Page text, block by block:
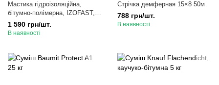
Мастика гідроізоляційна,
бітумно-полімерна, IZOFAST,
20 кг
1 590 грн/шт.
В наявності
Стрічка демферная 15×8 50м
788 грн/шт.
В наявності